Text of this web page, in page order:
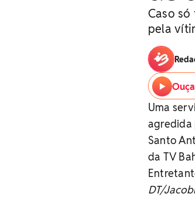
Caso
pela
Ouça
Uma
agredida
Santo
da TV
DT/